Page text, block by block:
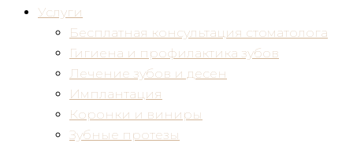
Услуги
Бесплатная консультация стоматолога
Гигиена и профилактика зубов
Лечение зубов и десен
Имплантация
Коронки и виниры
Зубные протезы